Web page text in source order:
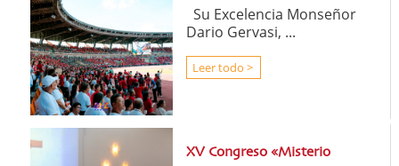
Su Excelencia Monseñor
Dario Gervasi, ...
Leer todo >
XV Congreso «Misterio